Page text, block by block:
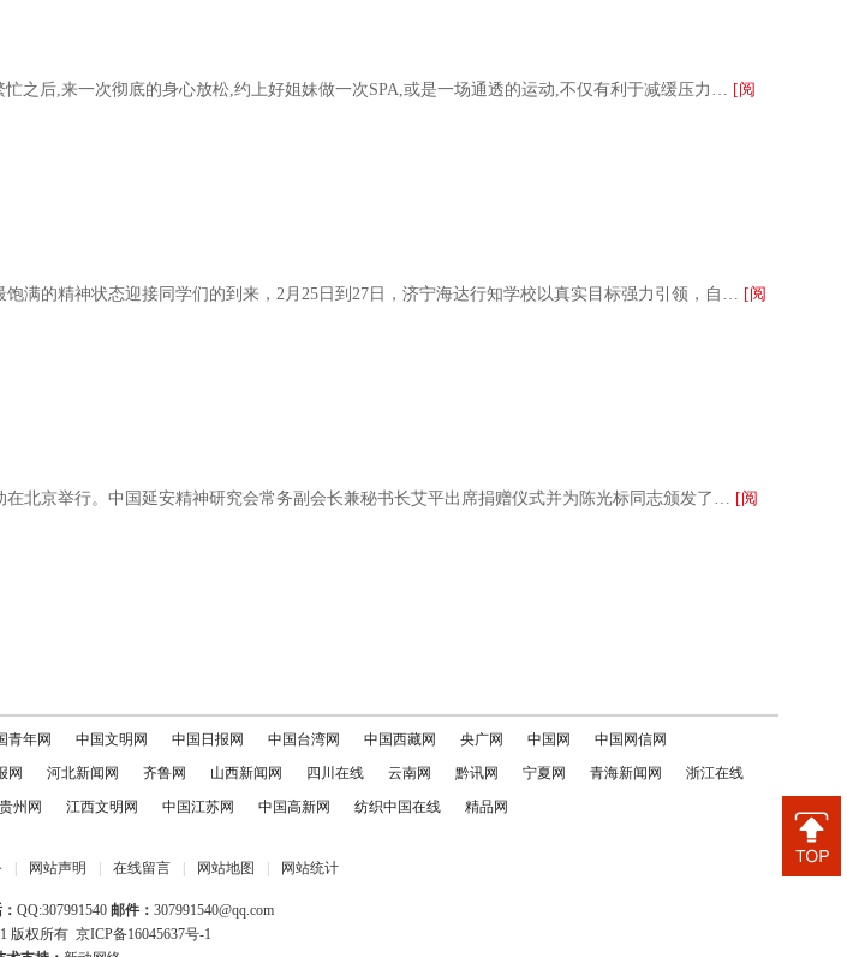
之后,来一次彻底的身心放松,约上好姐妹做一次SPA,或是一场通透的运动,不仅有利于减缓压力… [阅
满的精神状态迎接同学们的到来，2月25日到27日，济宁海达行知学校以真实目标强力引领，自… [阅
北京举行。中国延安精神研究会常务副会长兼秘书长艾平出席捐赠仪式并为陈光标同志颁发了… [阅
青年网 中国文明网 中国日报网 中国台湾网 中国西藏网 央广网 中国网
中国网信网
网 河北新闻网 齐鲁网 山西新闻网 四川在线 云南网 黔讯网 宁夏网 青海新闻网
浙江在线
州网 江西文明网 中国江苏网 中国高新网 纺织中国在线 精品网
网站声明 在线留言 网站地图 网站统计
QQ:307991540 邮件： 307991540@qq.com
版权所有 京ICP备16045637号-1